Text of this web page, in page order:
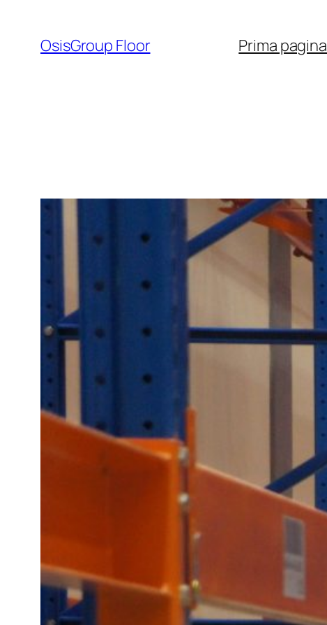
conținut
OsisGroup Floor Prima pagina